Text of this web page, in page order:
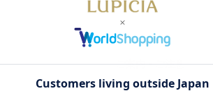
ご案内・ご注意
※数量・期間限定